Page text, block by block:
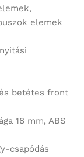
elemek
betétes front
18 mm, ABS
csapódás